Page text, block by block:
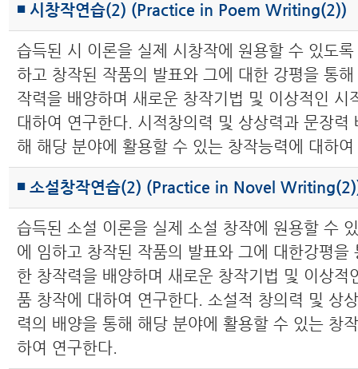
◾ 시창작연습(2) (Practice in Poem Writing(2))
습득된 시 이론을 실제 시창작에 원용할 수 있도
하고 창작된 작품의 발표와 그에 대한 강평을 통
작력을 배양하며 새로운 창작기법 및 이상적인 시
대하여 연구한다. 시적창의력 및 상상력과 문장력
해 해당 분야에 활용할 수 있는 창작능력에 대하
◾ 소설창작연습(2) (Practice in Novel
습득된 소설 이론을 실제 소설 창작에 원용할 수
에 임하고 창작된 작품의 발표와 그에 대한강평을
한 창작력을 배양하며 새로운 창작기법 및 이상적
품 창작에 대하여 연구한다. 소설적 창의력 및 상
력의 배양을 통해 해당 분야에 활용할 수 있는 창
하여 연구한다.